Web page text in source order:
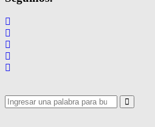
Search
for:
Search